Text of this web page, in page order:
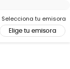
Selecciona tu emisora
Elige tu emisora